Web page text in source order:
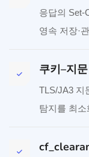
응답의 Set-
영속 저장·
쿠키–지
TLS/JA3 지
탐지를 최소